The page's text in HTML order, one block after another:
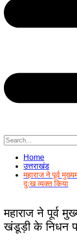
Home
उत्तराखंड
महाराज ने पूर्व
दुःख व्यक्त किया
महाराज ने पूर्व
खंडूड़ी के निधन